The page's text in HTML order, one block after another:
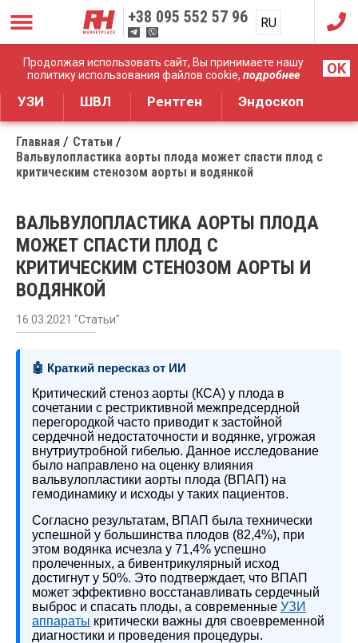
Продолжая использовать сайт, Вы принимаете нашу
политику использования файлов cookie, подробнее OK
+38 095 552 57 96 RU
UA
Дистрибуция медицинского оборудования
УЗИ ШВЛ Рентген Эндоскоп
Главная
Статьи
Вальвулопластика аорты плода может спасти плод с
критическим стенозом аорты и водянкой
ВАЛЬВУЛОПЛАСТИКА АОРТЫ ПЛОДА
МОЖЕТ СПАСТИ ПЛОД С
КРИТИЧЕСКИМ СТЕНОЗОМ АОРТЫ И
ВОДЯНКОЙ
16.03.2021 "Статьи"
🤖 Краткий пересказ от ИИ
Критический стеноз аорты (КСА) у плода в
сочетании с рестриктивной межпредсердной
перегородкой часто приводит к застойной
сердечной недостаточности и водянке, угрожая
внутриутробной гибелью. Данное исследование
было направлено на оценку влияния
вальвулопластики аорты плода (ВПАП) на
гемодинамику и исходы у таких пациентов.
Согласно результатам, ВПАП была технически
успешной у большинства плодов (82,4%), при
этом водянка исчезла у 71,4% успешно
пролеченных, а бивентрикулярный исход
достигнут у 50%. Это подтверждает, что ВПАП
может эффективно восстанавливать сердечный
выброс и спасать плоды, а современные УЗИ
аппараты критически важны для своевременной
диагностики и проведения процедуры.